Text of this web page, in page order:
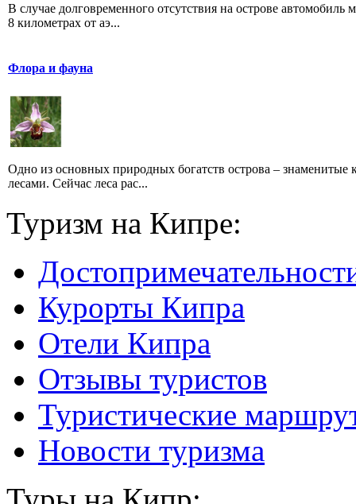
В случае долговременного отсутствия на острове
8 километрах от аэ...
Флора и фауна
Одно из основных природных богатств острова –
лесами. Сейчас леса рас...
Туризм на Кипре:
Курорты Кипра
Отели Кипра
Отзывы туристов
Туристические
Новости туризма